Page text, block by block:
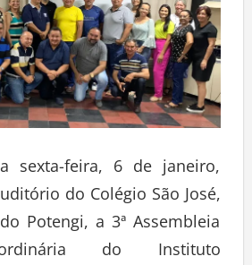
sexta-feira, 6 de janeiro,
do Colégio São José,
Potengi, a 3ª Assembleia
do Instituto